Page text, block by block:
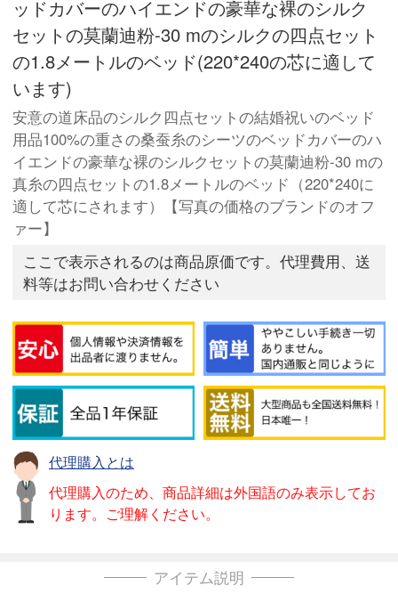
ッドカバーのハイエンドの豪華な裸のシルク
セットの莫蘭迪粉-30 mのシルクの四点セット
の1.8メートルのベッド(220*240の芯に適して
います)
安意の道床品のシルク四点セットの結婚祝いのベッド
用品100%の重さの桑蚕糸のシーツのベッドカバーのハ
イエンドの豪華な裸のシルクセットの莫蘭迪粉-30 mの
真糸の四点セットの1.8メートルのベッド（220*240に
適して芯にされます）【写真の価格のブランドのオフ
ァー】
ここで表示されるのは商品原価です。代理費用、送
料等はお問い合わせください
代理購入とは
代理購入のため、商品詳細は外国語のみ表示してお
ります。ご理解ください。
アイテム説明